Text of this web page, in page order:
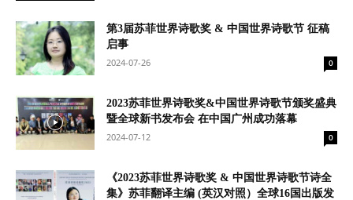
第3届苏菲世界诗歌奖 & 中国世界诗歌节 征稿
启事
2024-07-26
0
2023苏菲世界诗歌奖&中国世界诗歌节颁奖盛典
暨全球新书发布会 在中国广州成功落幕
2024-07-12
0
《2023苏菲世界诗歌奖 & 中国世界诗歌节诗全
集》苏菲翻译主编 (英汉对照）全球16国出版发